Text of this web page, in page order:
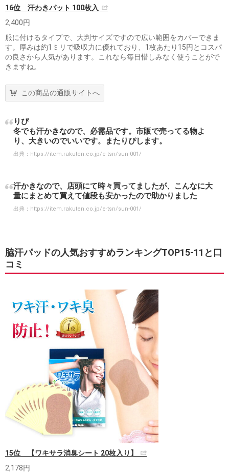
16位 汗わきパット 100枚入
2,400円
服に付けるタイプで、大判サイズですので広い範囲をカバーできま
す。厚みは約1ミリで吸収力に優れており、1枚あたり15円とコスパ
の良さから人気があります。これなら毎日惜しみなく使うことがで
きますね。
この商品の通販サイトへ
りぴ
冬でも汗かきなので、必需品です。市販で売ってる物よ
り、大きいのでいいです。またりぴします。
出典： https://item.rakuten.co.jp/e-tsn/sun-001/
汗かきなので、店頭にて時々買ってましたが、こんなに大
量にまとめて買えて値段も安かったので助かりました
出典： https://item.rakuten.co.jp/e-tsn/sun-001/
脇汗パッドの人気おすすめランキングTOP15-11と口
コミ
15位 【ワキサラ消臭シート 20枚入り】
2,178円